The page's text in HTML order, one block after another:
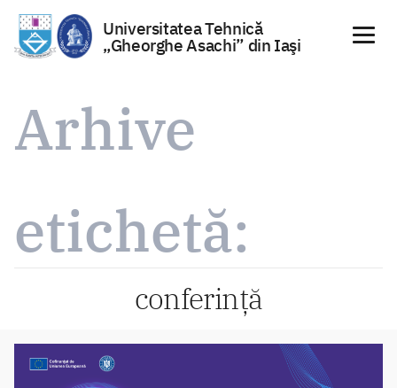
conținut
Universitatea Tehnică
„Gheorghe Asachi” din Iaşi
Arhive
etichetă:
conferință